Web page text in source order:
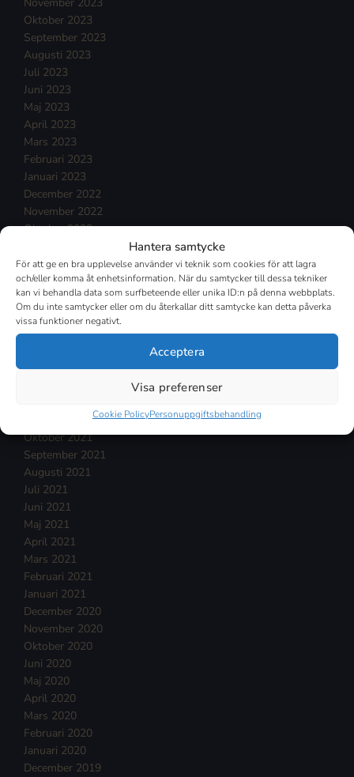
Hantera samtycke
För att ge en bra upplevelse använder vi teknik som cookies för att lagra
och/eller komma åt enhetsinformation. När du samtycker till dessa tekniker
kan vi behandla data som surfbeteende eller unika ID:n på denna webbplats.
Om du inte samtycker eller om du återkallar ditt samtycke kan detta påverka
vissa funktioner negativt.
Acceptera
Visa preferenser
Cookie PolicyPersonuppgiftsbehandling
November 2023
Oktober 2023
September 2023
Augusti 2023
Juli 2023
Juni 2023
Maj 2023
April 2023
Mars 2023
Februari 2023
Januari 2023
December 2022
November 2022
Oktober 2022
Augusti 2022
Juli 2022
Juni 2022
Maj 2022
April 2022
Februari 2022
November 2021
Oktober 2021
September 2021
Augusti 2021
Juli 2021
Juni 2021
Maj 2021
April 2021
Mars 2021
Februari 2021
Januari 2021
December 2020
November 2020
Oktober 2020
Juni 2020
Maj 2020
April 2020
Mars 2020
Februari 2020
Januari 2020
December 2019